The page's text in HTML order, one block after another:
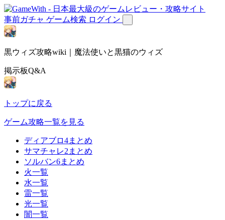
事前ガチャ ゲーム検索 ログイン
黒ウィズ攻略wiki｜魔法使いと黒猫のウィズ
掲示板Q&A
トップに戻る
ゲーム攻略一覧を見る
ディアブロ4まとめ
サマチャレ2まとめ
ソルバン6まとめ
火一覧
水一覧
雷一覧
光一覧
闇一覧